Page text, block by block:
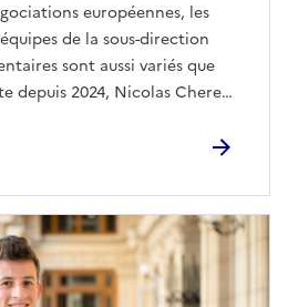
européennes, les
de la sous-direction
sont aussi variés que
depuis 2024, Nicolas Cherel
agricoles françaises et